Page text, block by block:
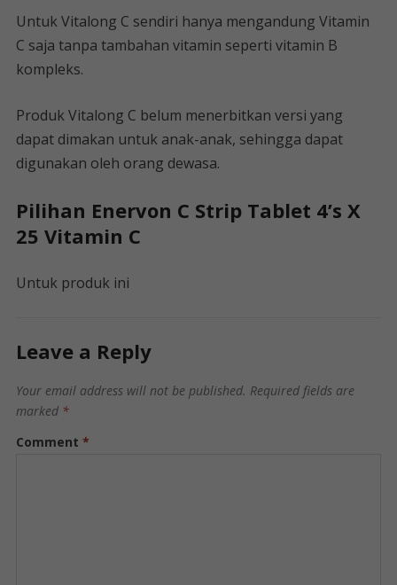
Untuk Vitalong C sendiri hanya mengandung Vitamin
C saja tanpa tambahan vitamin seperti vitamin B
kompleks.
Produk Vitalong C belum menerbitkan versi yang
dapat dimakan untuk anak-anak, sehingga dapat
digunakan oleh orang dewasa.
Pilihan Enervon C Strip Tablet 4’s X
25 Vitamin C
Untuk produk ini
Leave a Reply
Your email address will not be published. Required fields are
marked *
Comment *